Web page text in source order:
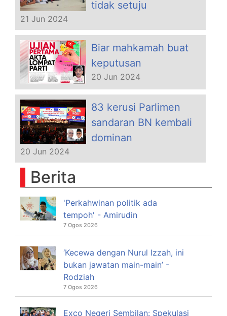
tidak setuju
21 Jun 2024
Biar mahkamah buat
keputusan
20 Jun 2024
83 kerusi Parlimen
sandaran BN kembali
dominan
20 Jun 2024
Berita
'Perkahwinan politik ada
tempoh' - Amirudin
7 Ogos 2026
‘Kecewa dengan Nurul Izzah, ini
bukan jawatan main-main’ -
Rodziah
7 Ogos 2026
Exco Negeri Sembilan: Spekulasi